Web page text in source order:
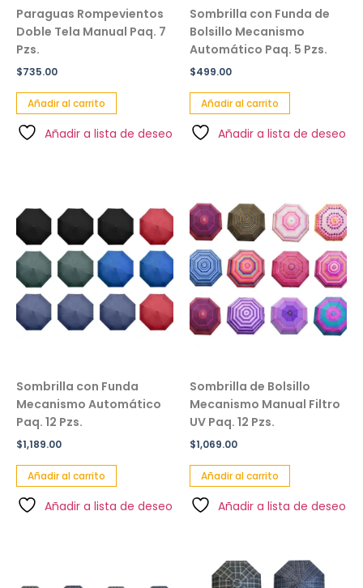
Paraguas Rompevientos
Doble Tela Manual Paq. 7
Pzs.
$735.00
Añadir al carrito
Añadir a lista de deseo
Sombrilla con Funda de
Bolsillo Mecanismo
Automático Paq. 5 Pzs.
$499.00
Añadir al carrito
Añadir a lista de deseo
Sombrilla con Funda
Mecanismo Automático
Paq. 12 Pzs.
$1,189.00
Añadir al carrito
Añadir a lista de deseo
Sombrilla de Bolsillo
Mecanismo Manual Filtro
UV Paq. 12 Pzs.
$1,069.00
Añadir al carrito
Añadir a lista de deseo